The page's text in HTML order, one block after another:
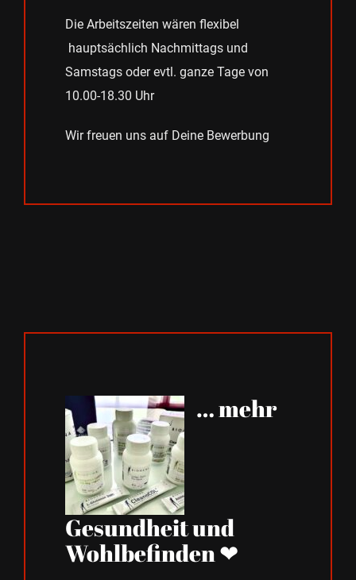
Die Arbeitszeiten wären flexibel
hauptsächlich Nachmittags und
Samstags oder evtl. ganze Tage von
10.00-18.30 Uhr
Wir freuen uns auf Deine Bewerbung
… mehr
Gesundheit und
Wohlbefinden ❤